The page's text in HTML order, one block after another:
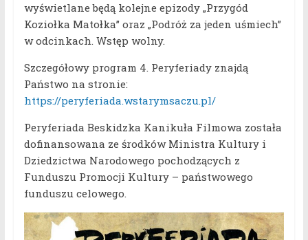
wyświetlane będą kolejne epizody „Przygód
Koziołka Matołka” oraz „Podróż za jeden uśmiech”
w odcinkach. Wstęp wolny.
Szczegółowy program 4. Peryferiady znajdą
Państwo na stronie:
https://peryferiada.wstarymsaczu.pl/
Peryferiada Beskidzka Kanikuła Filmowa została
dofinansowana ze środków Ministra Kultury i
Dziedzictwa Narodowego pochodzących z
Funduszu Promocji Kultury – państwowego
funduszu celowego.